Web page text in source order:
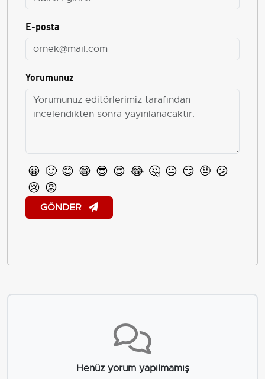
E-posta
Yorumunuz
😀 🙂 😊 😁 😎 😍 😂 🤔 😐 😏 🤨 😕
😢 😡
GÖNDER
Henüz yorum yapılmamış